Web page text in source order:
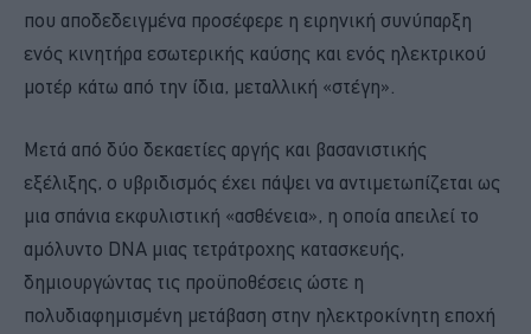
που αποδεδειγμένα προσέφερε η ειρηνική συνύπαρξη
ενός κινητήρα εσωτερικής καύσης και ενός ηλεκτρικού
μοτέρ κάτω από την ίδια, μεταλλική «στέγη».
Μετά από δύο δεκαετίες αργής και βασανιστικής
εξέλιξης, ο υβριδισμός έχει πάψει να αντιμετωπίζεται ως
μια σπάνια εκφυλιστική «ασθένεια», η οποία απειλεί το
αμόλυντο DNA μιας τετράτροχης κατασκευής,
δημιουργώντας τις προϋποθέσεις ώστε η
πολυδιαφημισμένη μετάβαση στην ηλεκτροκίνητη εποχή